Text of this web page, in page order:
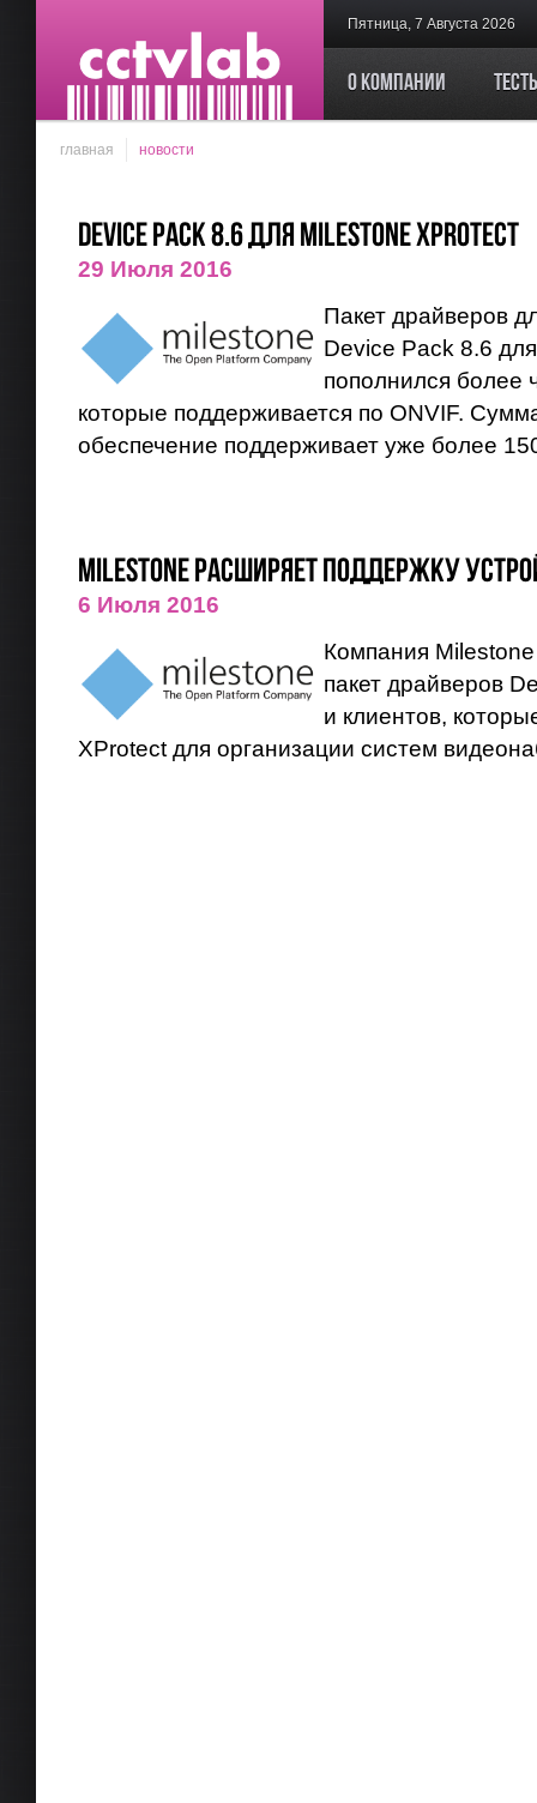
Пятница, 7 Августа 2026
О компании
главная новости
Device Pack 8.6 для Milestone XProtect
29 Июля 2016
Пакет драйверов
Device Pack 8.6
пополнился
которые поддерживается по ONVIF.
обеспечение поддерживает уже более
Milestone расширяет поддержку
6 Июля 2016
Компания
пакет драйверов
и клиентов,
XProtect для организации систем